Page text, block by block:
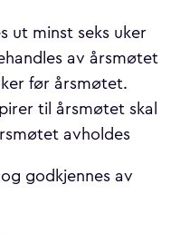
ut minst seks uker
av årsmøtet
før årsmøtet.
til årsmøtet skal
avholdes
godkjennes av